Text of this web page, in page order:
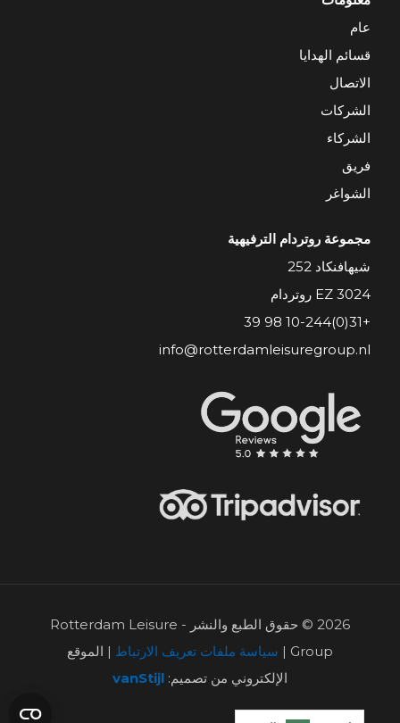
عام
قسائم الهدايا
الاتصال
الشركات
الشركاء
فريق
الشواغر
مجموعة روتردام الترفيهية
شيهافنكاد 252
3024 EZ روتردام
+31(0)10-244 98 39
info@rotterdamleisuregroup.nl
2026 © حقوق الطبع والنشر - Rotterdam Leisure
Group |
سياسة ملفات تعريف الارتباط | الموقع
الإلكتروني من تصميم: vanStijl